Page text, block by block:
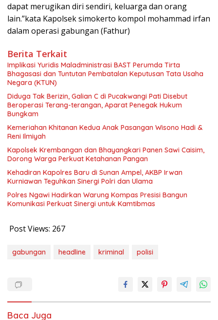
dapat merugikan diri sendiri, keluarga dan orang
lain.”kata Kapolsek simokerto kompol mohammad irfan
dalam operasi gabungan (Fathur)
Berita Terkait
Implikasi Yuridis Maladministrasi BAST Perumda Tirta
Bhagasasi dan Tuntutan Pembatalan Keputusan Tata Usaha
Negara (KTUN)
Diduga Tak Berizin, Galian C di Pucakwangi Pati Disebut
Beroperasi Terang-terangan, Aparat Penegak Hukum
Bungkam
Kemeriahan Khitanan Kedua Anak Pasangan Wisono Hadi &
Reni Ilmiyah
Kapolsek Krembangan dan Bhayangkari Panen Sawi Caisim,
Dorong Warga Perkuat Ketahanan Pangan
Kehadiran Kapolres Baru di Sunan Ampel, AKBP Irwan
Kurniawan Teguhkan Sinergi Polri dan Ulama
Polres Ngawi Hadirkan Warung Kompas Presisi Bangun
Komunikasi Perkuat Sinergi untuk Kamtibmas
Post Views: 267
gabungan headline kriminal polisi
Baca Juga